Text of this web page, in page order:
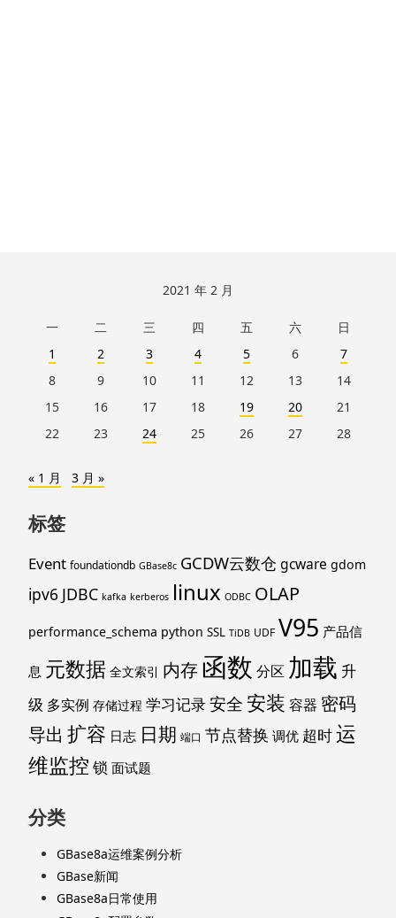
2021 年 2 月
一 二 三 四 五 六
日
1
2 3 4 5 6
7
8
9 10 11 12 13
14
15
16 17 18 19 20
21
22
23 24 25 26 27 28
« 1 月 3 月 »
标签
Event foundationdb GBase8c GCDW云数仓 gcware gdom
ipv6 JDBC kafka kerberos linux ODBC OLAP
performance_schema python SSL TiDB UDF V95 产品信
息 元数据 全文索引 内存函数 分区 加载 升
级 多实例 存储过程 学习记录安全安装 容器 密码
导出 扩容 日志 日期 端口 节点替换 调优 超时运
维监控 锁 面试题
分类
GBase8a运维案例分析
GBase新闻
GBase8a日常使用